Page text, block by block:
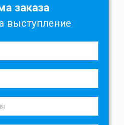
заказа
выступление